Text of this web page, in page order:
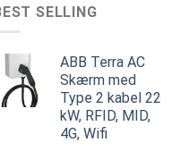
SELLING
ABB Terra AC
Skærm med
Type 2 kabel 22
kW, RFID, MID,
4G, Wifi